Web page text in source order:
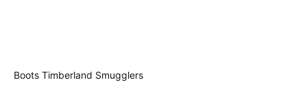
Boots Timberland Smugglers